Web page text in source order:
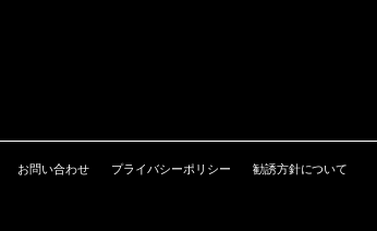
お問い合わせ プライバシーポリシー 勧誘方針について